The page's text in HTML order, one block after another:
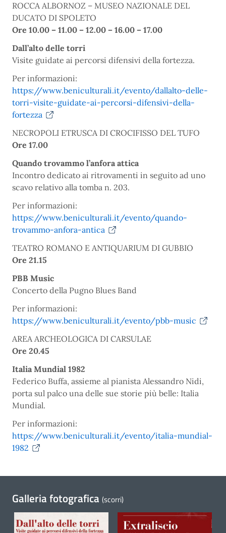
ROCCA ALBORNOZ – MUSEO NAZIONALE DEL
DUCATO DI SPOLETO
Ore 10.00 – 11.00 – 12.00 – 16.00 – 17.00
Dall’alto delle torri
Visite guidate ai percorsi difensivi della fortezza.
Per informazioni:
https://www.beniculturali.it/evento/dallalto-delle-
torri-visite-guidate-ai-percorsi-difensivi-della-
fortezza
NECROPOLI ETRUSCA DI CROCIFISSO DEL TUFO
Ore 17.00
Quando trovammo l’anfora attica
Incontro dedicato ai ritrovamenti in seguito ad uno
scavo relativo alla tomba n. 203.
Per informazioni:
https://www.beniculturali.it/evento/quando-
trovammo-anfora-antica
TEATRO ROMANO E ANTIQUARIUM DI GUBBIO
Ore 21.15
PBB Music
Concerto della Pugno Blues Band
Per informazioni:
https://www.beniculturali.it/evento/pbb-music
AREA ARCHEOLOGICA DI CARSULAE
Ore 20.45
Italia Mundial 1982
Federico Buffa, assieme al pianista Alessandro Nidi,
porta sul palco una delle sue storie più belle: Italia
Mundial.
Per informazioni:
https://www.beniculturali.it/evento/italia-mundial-
1982
Galleria fotografica (scorri)